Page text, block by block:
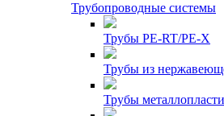
Трубопроводные системы
Трубы PE-RT/PE-X
Трубы из
Трубы